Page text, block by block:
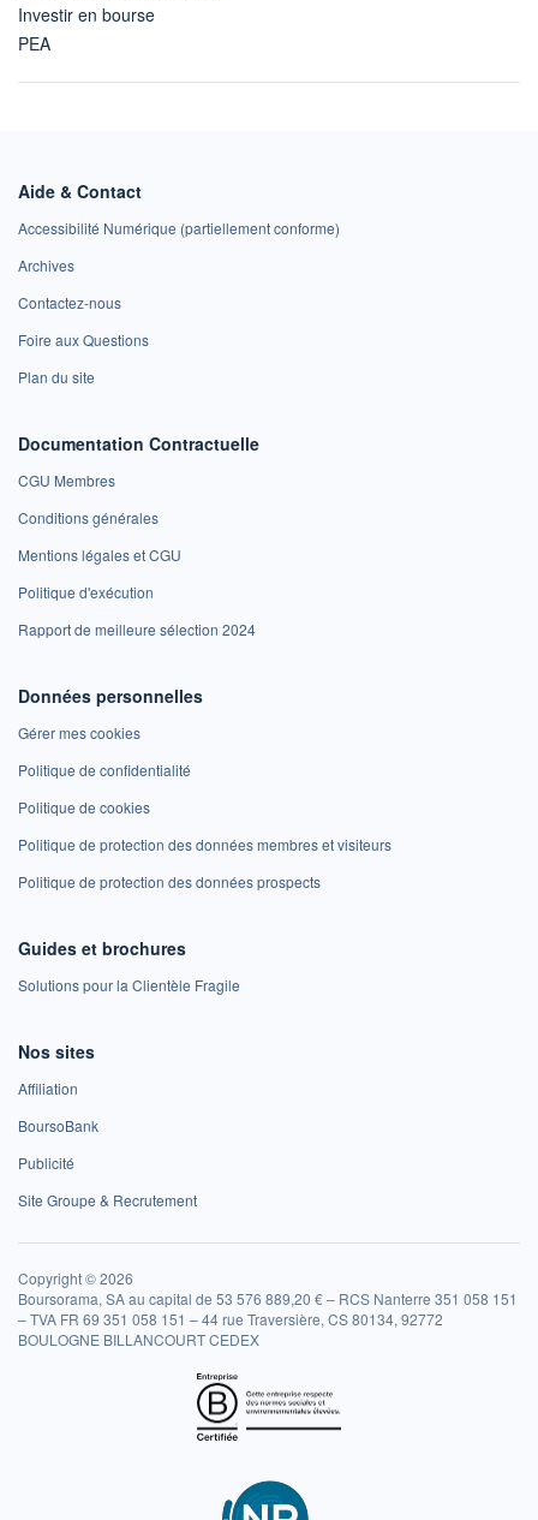
Investir en bourse
PEA
Aide & Contact
Accessibilité Numérique (partiellement conforme)
Archives
Contactez-nous
Foire aux Questions
Plan du site
Documentation Contractuelle
CGU Membres
Conditions générales
Mentions légales et CGU
Politique d'exécution
Rapport de meilleure sélection 2024
Données personnelles
Gérer mes cookies
Politique de confidentialité
Politique de cookies
Politique de protection des données membres et visiteurs
Politique de protection des données prospects
Guides et brochures
Solutions pour la Clientèle Fragile
Nos sites
Affiliation
BoursoBank
Publicité
Site Groupe & Recrutement
Copyright © 2026
Boursorama, SA au capital de 53 576 889,20 € – RCS Nanterre 351 058 151
– TVA FR 69 351 058 151 – 44 rue Traversière, CS 80134, 92772
BOULOGNE BILLANCOURT CEDEX